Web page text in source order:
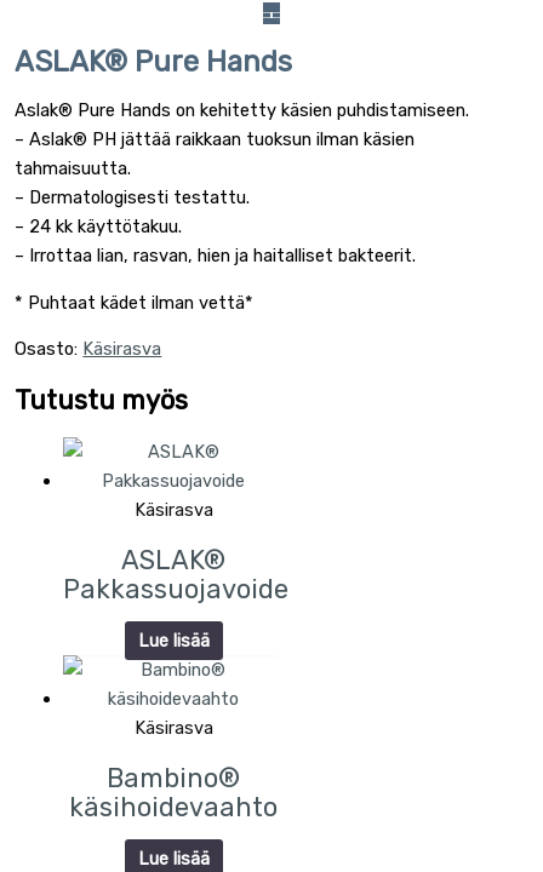
ASLAK® Pure Hands
Aslak® Pure Hands on kehitetty käsien puhdistamiseen.
– Aslak® PH jättää raikkaan tuoksun ilman käsien
tahmaisuutta.
– Dermatologisesti testattu.
– 24 kk käyttötakuu.
– Irrottaa lian, rasvan, hien ja haitalliset bakteerit.
* Puhtaat kädet ilman vettä*
Osasto: Käsirasva
Tutustu myös
Käsirasva
ASLAK®
Pakkassuojavoide
Lue lisää
Käsirasva
Bambino®
käsihoidevaahto
Lue lisää